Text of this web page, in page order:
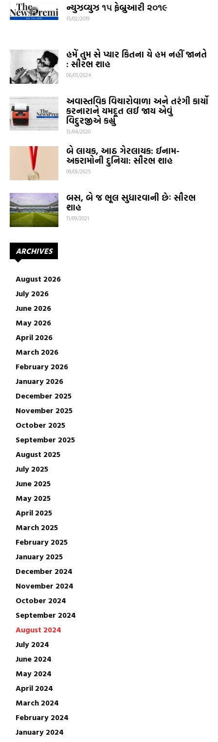
ન્યુઝવ્યુઝ ૧૫ ફેબ્રુઆરી ૨૦૧૯
15/02/2019
હમેં તુમ સે પ્યાર કિતના યે હમ નહીં જાનતે
: સૌરભ શાહ
06/01/2024
અવાસ્તવિક વિચારોવાળા અને તરંગી કાર્યો
કરનારાને યમદૂત લઈ જાય એવું
વિદુરજીએ કહ્યું
13/04/2020
બે લાયક, આઠ ગેરલાયક: ઈનામ-
અકરામોની દુનિયા: સૌરભ શાહ
09/03/2025
બસ, બે જ ભૂલ સુધારવાની છેઃ સૌરભ
શાહ
11/09/2021
ARCHIVES
August 2026
July 2026
June 2026
May 2026
April 2026
March 2026
February 2026
January 2026
December 2025
November 2025
October 2025
September 2025
August 2025
July 2025
June 2025
May 2025
April 2025
March 2025
February 2025
January 2025
December 2024
November 2024
October 2024
September 2024
August 2024
July 2024
June 2024
May 2024
April 2024
March 2024
February 2024
January 2024